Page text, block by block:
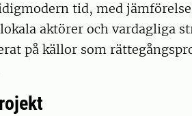
tid, med
aktörer och vardagliga
på källor som